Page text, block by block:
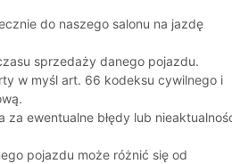
do naszego salonu na jazdę
sprzedaży danego pojazdu.
w myśl art. 66 kodeksu cywilnego i
za ewentualne błędy lub
pojazdu może różnić się od